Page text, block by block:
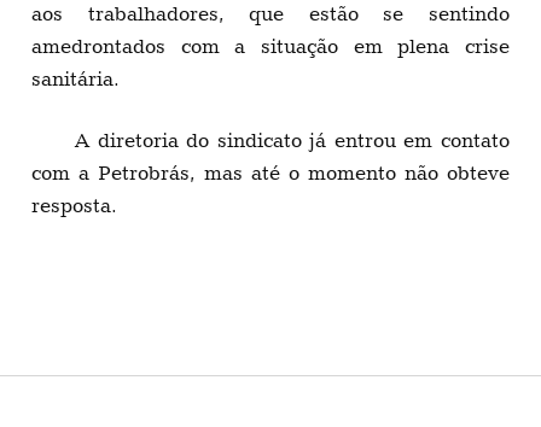
aos trabalhadores, que estão se sentindo
amedrontados com a situação em plena crise
sanitária.
A diretoria do sindicato já entrou em contato
com a Petrobrás, mas até o momento não obteve
resposta.